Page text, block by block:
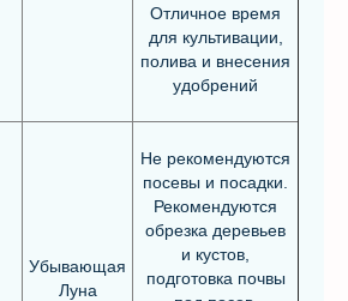
Отличное время
для культивации,
полива и внесения
удобрений
Убывающая
Луна
Не рекомендуются
посевы и посадки.
Рекомендуются
обрезка деревьев
и кустов,
подготовка почвы